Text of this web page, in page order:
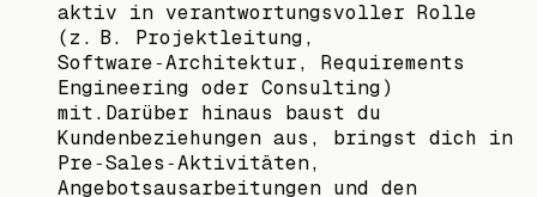
aktiv in verantwortungsvoller Rolle
(z. B. Projektleitung,
Software‑Architektur, Requirements
Engineering oder Consulting)
mit.Darüber hinaus baust du
Kundenbeziehungen aus, bringst dich in
Pre‑Sales‑Aktivitäten,
Angebotsausarbeitungen und den